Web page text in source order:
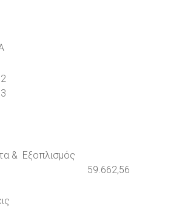
2012
& Εξοπλισμός
59.662,56